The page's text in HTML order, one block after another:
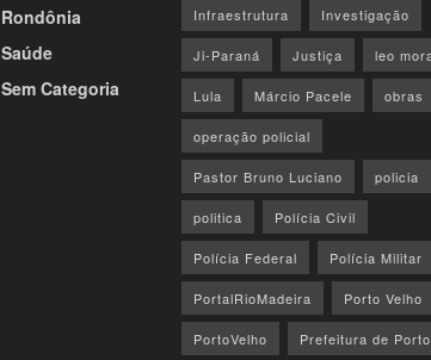
Rondônia
Saúde
Sem Categoria
Infraestrutura Investigação
Ji-Paraná Justiça leo
Lula Márcio Pacele obras
operação policial
Pastor Bruno Luciano policia
politica Polícia Civil
Polícia Federal Polícia Militar
PortalRioMadeira Porto Velho
PortoVelho Prefeitura de